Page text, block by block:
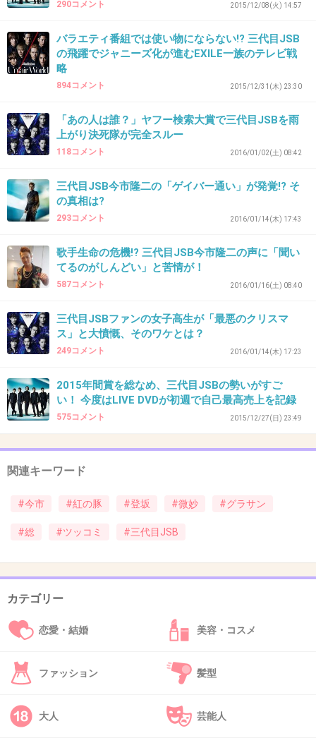
エリーは様になってるけど
あとはかっこつけすぎててだっさ
+82 -85
40. 匿名2016/04/27(水) 18:26:36
直美「まだまだだな」
出典：up.gc-img.net
41. 匿名 2016/04/27(水) 18:26:36
JSB DREAMの曲かっこいい
イキイキよりいい
+486
42. 匿名2016/04/27(水) 18:26:51
>>30
似合ってるし自然だからね…笑
カッコいいと思ってやってんのか？
44. 匿名
出典：up.gc-img.net
290コメント 2015/12/08(火) 14:57
バラエティ番組では使い物にならない!? 三代目JSB
の飛躍でジャニーズ化が進むEXILE一族のテレビ戦
略
894コメント 2015/12/31(木) 23:30
「あの人は誰？」ヤフー検索大賞で三代目JSBを雨
上がり決死隊が完全スルー
118コメント 2016/01/02(土) 08:42
三代目JSB今市隆二の「ゲイバー通い」が発覚!? そ
の真相は?
293コメント 2016/01/14(木) 17:43
歌手生命の危機!? 三代目JSB今市隆二の声に「聞い
てるのがしんどい」と苦情が！
587コメント 2016/01/16(土) 08:40
三代目JSBファンの女子高生が「最悪のクリスマ
ス」と大憤慨、そのワケとは？
249コメント 2016/01/14(木) 17:23
2015年間賞を総なめ、三代目JSBの勢いがすご
い！ 今度はLIVE DVDが初週で自己最高売上を記録
575コメント 2015/12/27(日) 23:49
関連キーワード
#今市 #紅の豚 #登坂 #微妙 #グラサン
#総 #ツッコミ #三代目JSB
カテゴリー
恋愛・結婚 美容・コスメ
ファッション 髪型
大人 芸能人